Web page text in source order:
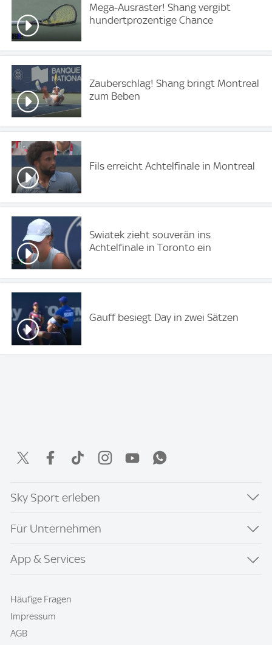
Mega-Ausraster! Shang vergibt
hundertprozentige Chance
Zauberschlag! Shang bringt Montreal
zum Beben
Fils erreicht Achtelfinale in Montreal
Swiatek zieht souverän ins
Achtelfinale in Toronto ein
Gauff besiegt Day in zwei Sätzen
Sky Sport erleben
Für Unternehmen
App & Services
Häufige Fragen
Impressum
AGB